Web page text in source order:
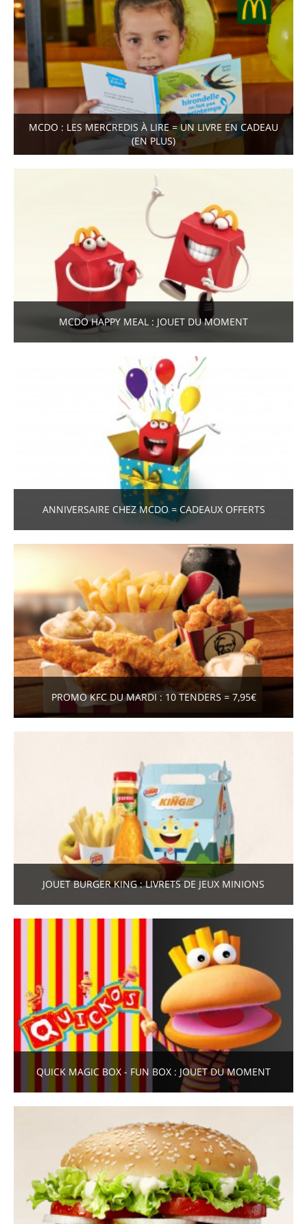
MCDO : LES MERCREDIS À LIRE = UN LIVRE EN CADEAU
(EN PLUS)
MCDO HAPPY MEAL : JOUET DU MOMENT
ANNIVERSAIRE CHEZ MCDO = CADEAUX OFFERTS
PROMO KFC DU MARDI : 10 TENDERS = 7,95€
JOUET BURGER KING : LIVRETS DE JEUX MINIONS
QUICK MAGIC BOX - FUN BOX : JOUET DU MOMENT